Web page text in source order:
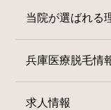
当院が選ばれる
兵庫医療脱毛情
求人情報